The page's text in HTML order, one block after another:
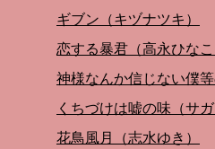
ギブン（キヅナツキ）
恋する暴君（高永ひなこ
神様なんか信じない僕
くちづけは嘘の味（サガ
花鳥風月（志水ゆき）